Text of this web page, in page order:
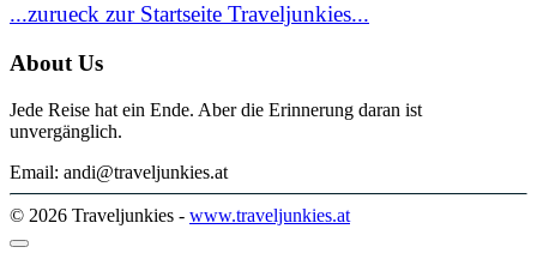
...zurueck zur Startseite Traveljunkies...
About Us
Jede Reise hat ein Ende. Aber die Erinnerung daran ist
unvergänglich.
Email: andi@traveljunkies.at
© 2026 Traveljunkies - www.traveljunkies.at